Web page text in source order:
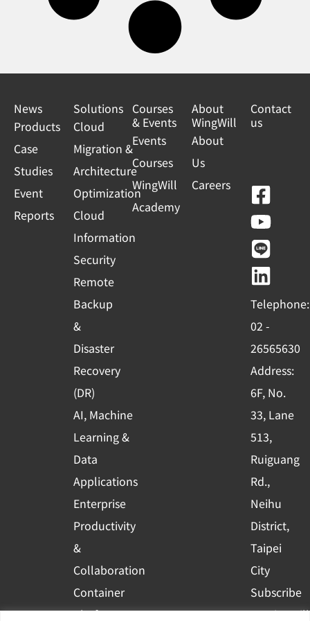
News
Products
Case
Studies
Event
Reports
Solutions
Cloud
Migration &
Architecture
Optimization
Cloud
Information
Security
Remote
Backup
&
Disaster
Recovery
(DR)
AI, Machine
Learning &
Data
Applications
Enterprise
Productivity
&
Collaboration
Container
Platform
Courses
& Events
Events
Courses
WingWill
Academy
About
WingWill
About
Us
Careers
Contact
us
F
a
c
e
b
o
o
k
-
s
q
u
a
r
e
Y
o
u
t
u
b
e
L
i
n
e
L
i
n
k
e
d
i
n
Telephone:
02 -
26565630
Address:
6F, No.
33, Lane
513,
Ruiguang
Rd.,
Neihu
District,
Taipei
City
Subscribe
to WingWill